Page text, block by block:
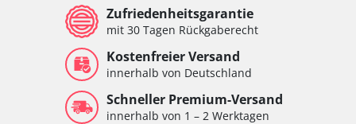
Zufriedenheitsgarantie
mit 30 Tagen Rückgaberecht
Kostenfreier Versand
innerhalb von Deutschland
Schneller Premium-Versand
innerhalb von 1 – 2 Werktagen